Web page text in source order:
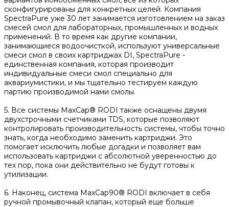
сконфигурированы для конкретных целей. Компания
SpectraPure уже 30 лет занимается изготовлением на заказ
смесей смол для лабораторных, промышленных и водных
применений. В то время как другие компании,
занимающиеся водоочисткой, используют универсальные
смеси смол в своих картриджах DI, SpectraPure -
единственная компания, которая производит
индивидуальные смеси смол специально для
аквариумистики, и мы тщательно тестируем каждую
партию производимой нами смолы.
5. Все системы MaxCap® RODI также оснащены двумя
двухстрочными счетчиками TDS, которые позволяют
контролировать производительность системы, чтобы точно
знать, когда необходимо заменить картриджи. Это
помогает исключить любые догадки и позволяет вам
использовать картриджи с абсолютной уверенностью до
тех пор, пока они действительно не будут готовы к
утилизации.
6. Наконец, система MaxCap90® RODI включает в себя
ручной промывочный клапан, который еще больше